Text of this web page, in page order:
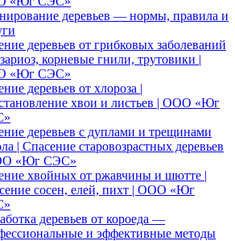
деревьев — нормы, правила и
деревьев от грибковых заболеваний
корневые гнили, трутовики |
«Юг СЭС»
деревьев от хлороза |
хвои и листьев | ООО «Юг
деревьев с дуплами и трещинами
| Спасение старовозрастных деревьев
«Юг СЭС»
хвойных от ржавчины и шютте |
сосен, елей, пихт | ООО «Юг
деревьев от короеда —
и эффективные методы